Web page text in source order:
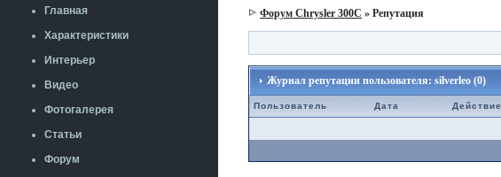
Главная
Характеристики
Интерьер
Видео
Фотогалерея
Статьи
Форум
Форум Chrysler 300C » Репутация
Журнал репутации пользователя: silverleo (0)
Пользователь Дата Действие